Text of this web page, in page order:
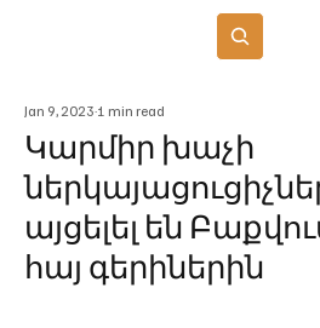
Կարմիր խաչի
այցելել են
հայ գերիներին
Jan 9, 2023 1 min read